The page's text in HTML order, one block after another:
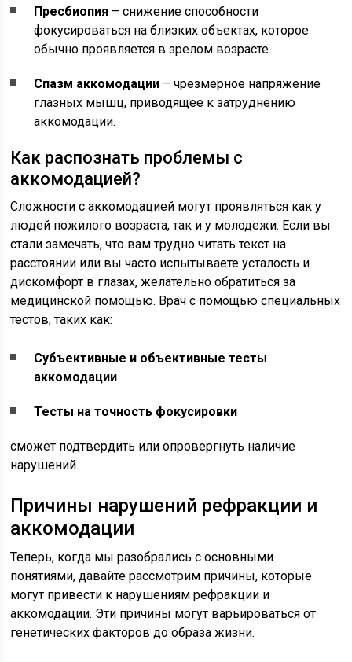
Пресбиопия – снижение способности
фокусироваться на близких объектах, которое
обычно проявляется в зрелом возрасте.
Спазм аккомодации – чрезмерное напряжение
глазных мышц, приводящее к затруднению
аккомодации.
Как распознать проблемы с
аккомодацией?
Сложности с аккомодацией могут проявляться как у
людей пожилого возраста, так и у молодежи. Если вы
стали замечать, что вам трудно читать текст на
расстоянии или вы часто испытываете усталость и
дискомфорт в глазах, желательно обратиться за
медицинской помощью. Врач с помощью специальных
тестов, таких как:
Субъективные и объективные тесты
аккомодации
Тесты на точность фокусировки
сможет подтвердить или опровергнуть наличие
нарушений.
Причины нарушений рефракции и
аккомодации
Теперь, когда мы разобрались с основными
понятиями, давайте рассмотрим причины, которые
могут привести к нарушениям рефракции и
аккомодации. Эти причины могут варьироваться от
генетических факторов до образа жизни.